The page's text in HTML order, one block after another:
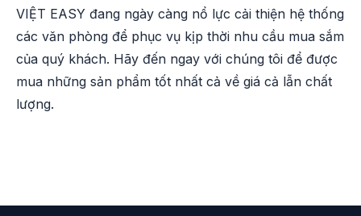
VIỆT EASY đang ngày càng nổ lực cải thiện hệ thống
các văn phòng để phục vụ kịp thời nhu cầu mua sắm
của quý khách. Hãy đến ngay với chúng tôi để được
mua những sản phẩm tốt nhất cả về giá cả lẫn chất
lượng.